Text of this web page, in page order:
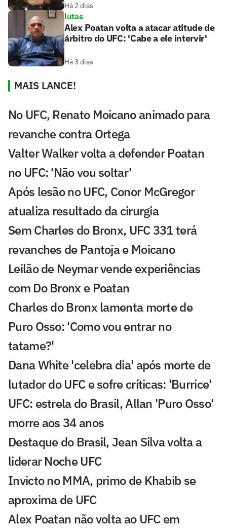
Há 2 dias
lutas
Alex Poatan volta a atacar atitude de
árbitro do UFC: 'Cabe a ele intervir'
Há 3 dias
MAIS LANCE!
No UFC, Renato Moicano animado para
revanche contra Ortega
Valter Walker volta a defender Poatan
no UFC: 'Não vou soltar'
Após lesão no UFC, Conor McGregor
atualiza resultado da cirurgia
Sem Charles do Bronx, UFC 331 terá
revanches de Pantoja e Moicano
Leilão de Neymar vende experiências
com Do Bronx e Poatan
Charles do Bronx lamenta morte de
Puro Osso: 'Como vou entrar no
tatame?'
Dana White 'celebra dia' após morte de
lutador do UFC e sofre críticas: 'Burrice'
UFC: estrela do Brasil, Allan 'Puro Osso'
morre aos 34 anos
Destaque do Brasil, Jean Silva volta a
liderar Noche UFC
Invicto no MMA, primo de Khabib se
aproxima de UFC
Alex Poatan não volta ao UFC em